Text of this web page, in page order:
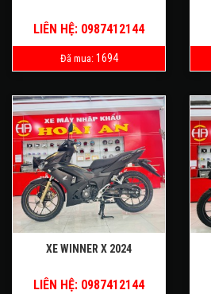
LIÊN HỆ: 0987412144
Đã mua: 1694
XE WINNER X 2024
LIÊN HỆ: 0987412144